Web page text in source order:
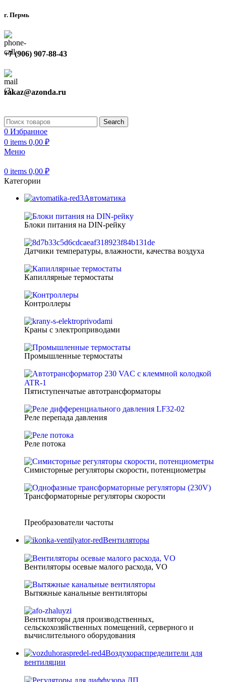
г. Пермь
+7 (906) 907-88-43
zakaz@azonda.ru
Search
0 Избранное
0 items 0,00 ₽
Меню
0 items 0,00 ₽
Категории
Автоматика
Блоки питания на DIN-рейку
Датчики температуры, влажности, качества воздуха
Капиллярные термостаты
Контроллеры
Краны с электроприводами
Промышленные термостаты
Пятиступенчатые автотрансформаторы
Реле перепада давления
Реле потока
Симисторные регуляторы скорости, потенциометры
Трансформаторные регуляторы скорости
Преобразователи частоты
Вентиляторы
Вентиляторы осевые малого расхода, VO
Вытяжные канальные вентиляторы
Вентиляторы для производственных,
сельскохозяйственных помещений, серверного и
вычислительного оборудования
Воздухораспределители для
вентиляции